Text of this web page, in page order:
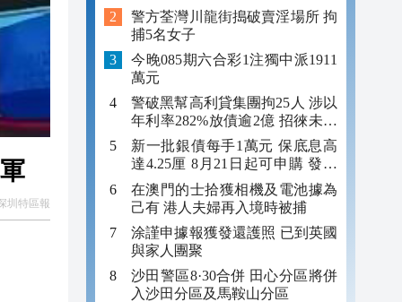
圳特區報
警方荃灣川龍街搗破賣淫場所 拘
捕5名女子
今晚085期六合彩1注獨中派1911
萬元
警破黑幫高利貸集團拘25人 涉以
年利率282%放債逾2億 招徠未成
年追數
新一批銀債每手1萬元 保底息高
達4.25厘 8月21日起可申購 發行
金額最多550億
在澳門的士拾獲相機及電池據為
己有 港人夫婦再入境時被捕
涂謹申據報獲發還護照 已到英國
與家人團聚
沙田警區8·30合併 田心分區將併
入沙田分區及馬鞍山分區